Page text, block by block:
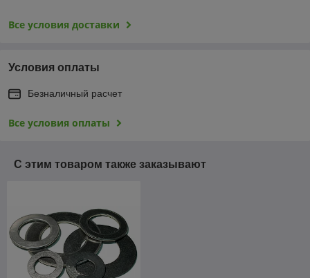
Все условия доставки
Условия оплаты
Безналичный расчет
Все условия оплаты
С этим товаром также заказывают